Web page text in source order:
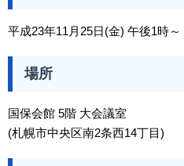
平成23年11月25日(金) 午後1時～
場所
国保会館 5階 大会議室
(札幌市中央区南2条西14丁目)